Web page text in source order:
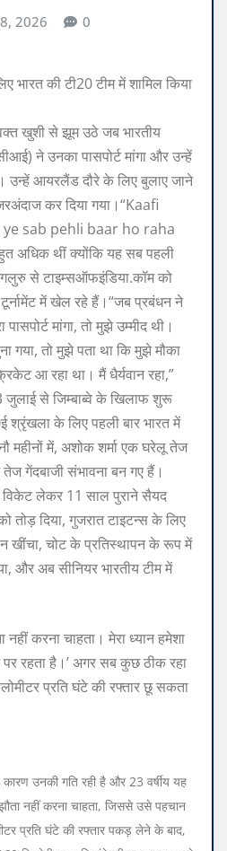
2026 0
भारत की टी20 टीम में शामिल किया
खुशी से झूम उठे जब भारतीय
ने उनका पासपोर्ट मांगा और उन्हें
उन्हें आयरलैंड दौरे के लिए बुलाए जाने
कर दिया गया।“Kaafi
sab pehli baar ho raha
अधिक थीं क्योंकि यह सब पहली
से टाइम्सऑफइंडिया.कॉम को
में खेल रहे हैं।“जब प्रबंधन ने
मांगा, तो मुझे उम्मीद थी।
गया, तो मुझे पता था कि मुझे मौका
आ रहा था। मैं धैर्यवान रहा,”
जुलाई से जिम्बाब्वे के खिलाफ शुरू
श्रृंखला के लिए पहली बार भारत में
महीनों में, अशोक शर्मा एक घरेलू तेज
गेंदबाजी संभावना बन गए हैं।
विकेट लेकर 11 साल पुराने सैयद
तोड़ दिया, गुजरात टाइटन्स के लिए
खींचा, चोट के प्रतिस्थापन के रूप में
और अब सीनियर भारतीय टीम में
करना चाहता। मेरा ध्यान हमेशा
रहता है।’ अगर सब कुछ ठीक रहा
प्रति घंटे की रफ्तार छू सकता
उनकी गति रही है और 23 वर्षीय यह
नहीं करना चाहता, जिससे उसे पहचान
प्रति घंटे की रफ्तार पकड़ लेने के बाद,